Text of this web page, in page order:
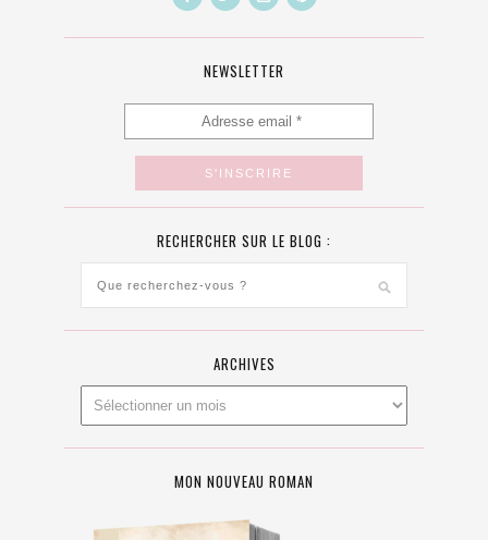
NEWSLETTER
RECHERCHER SUR LE BLOG :
ARCHIVES
MON NOUVEAU ROMAN